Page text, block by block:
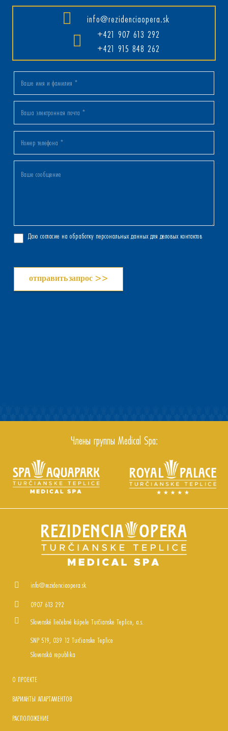
info@rezidenciaopera.sk
+421 907 613 292
+421 915 848 262
Даю согласие на обработку персональных данных для деловых контактов
Члены группы Medical Spa:
info@rezidenciaopera.sk
0907 613 292
Slovenské liečebné kúpele Turčianske Teplice, a.s.
SNP 519, 039 12 Turčianske Teplice
Slovenská republika
О ПРОЕКТЕ
ВАРИАНТЫ АПАРТАМЕНТОВ
РАСПОЛОЖЕНИЕ